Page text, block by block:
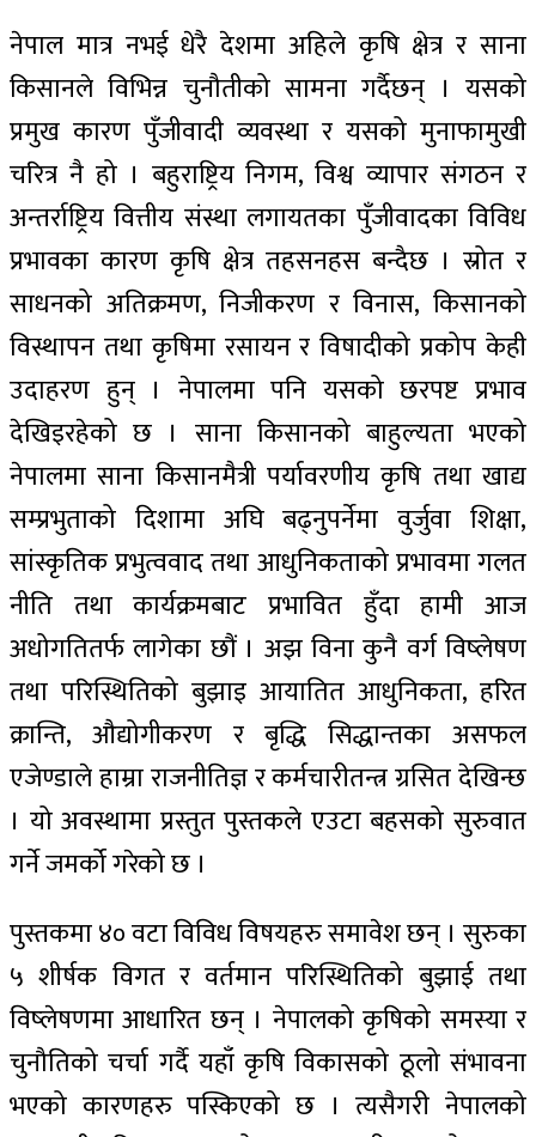
नेपाल मात्र नभई धेरै देशमा अहिले कृषि क्षेत्र र साना
किसानले विभिन्न चुनौतीको सामना गर्दैछन् । यसको
प्रमुख कारण पुँजीवादी व्यवस्था र यसको मुनाफामुखी
चरित्र नै हो । बहुराष्ट्रिय निगम, विश्व व्यापार संगठन र
अन्तर्राष्ट्रिय वित्तीय संस्था लगायतका पुँजीवादका विविध
प्रभावका कारण कृषि क्षेत्र तहसनहस बन्दैछ । स्रोत र
साधनको अतिक्रमण, निजीकरण र विनास, किसानको
विस्थापन तथा कृषिमा रसायन र विषादीको प्रकोप केही
उदाहरण हुन् । नेपालमा पनि यसको छरपष्ट प्रभाव
देखिइरहेको छ । साना किसानको बाहुल्यता भएको
नेपालमा साना किसानमैत्री पर्यावरणीय कृषि तथा खाद्य
सम्प्रभुताको दिशामा अघि बढ्नुपर्नेमा वुर्जुवा शिक्षा,
सांस्कृतिक प्रभुत्ववाद तथा आधुनिकताको प्रभावमा गलत
नीति तथा कार्यक्रमबाट प्रभावित हुँदा हामी आज
अधोगतितर्फ लागेका छौं । अझ विना कुनै वर्ग विष्लेषण
तथा परिस्थितिको बुझाइ आयातित आधुनिकता, हरित
क्रान्ति, औद्योगीकरण र बृद्धि सिद्धान्तका असफल
एजेण्डाले हाम्रा राजनीतिज्ञ र कर्मचारीतन्त्र ग्रसित देखिन्छ
। यो अवस्थामा प्रस्तुत पुस्तकले एउटा बहसको सुरुवात
गर्ने जमर्को गरेको छ ।
पुस्तकमा ४० वटा विविध विषयहरु समावेश छन् । सुरुका
५ शीर्षक विगत र वर्तमान परिस्थितिको बुझाई तथा
विष्लेषणमा आधारित छन् । नेपालको कृषिको समस्या र
चुनौतिको चर्चा गर्दै यहाँ कृषि विकासको ठूलो संभावना
भएको कारणहरु पस्किएको छ । त्यसैगरी नेपालको